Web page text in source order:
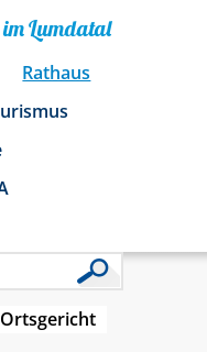
Lumdatal
Rathaus
Ortsgericht